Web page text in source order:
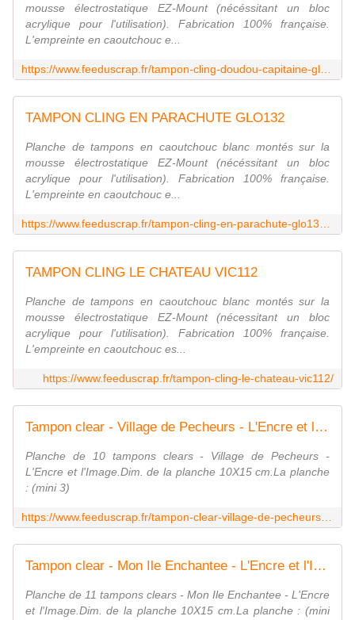
mousse électrostatique EZ-Mount (nécéssitant un bloc
acrylique pour l'utilisation). Fabrication 100% française.
L'empreinte en caoutchouc e...
TAMPON CLING EN PARACHUTE GLO132
Planche de tampons en caoutchouc blanc montés sur la
mousse électrostatique EZ-Mount (nécéssitant un bloc
acrylique pour l'utilisation). Fabrication 100% française.
L'empreinte en caoutchouc e...
TAMPON CLING LE CHATEAU VIC112
Planche de tampons en caoutchouc blanc montés sur la
mousse électrostatique EZ-Mount (nécessitant un bloc
acrylique pour l'utilisation). Fabrication 100% française.
L'empreinte en caoutchouc es...
https://www.feeduscrap.fr/tampon-cling-le-chateau-vic112/
Tampon clear - Village de Pecheurs - L'Encre et l'Image
Planche de 10 tampons clears - Village de Pecheurs -
L'Encre et l'Image.Dim. de la planche 10X15 cm.La planche
: (mini 3)
Tampon clear - Mon Ile Enchantee - L'Encre et l'Image
Planche de 11 tampons clears - Mon Ile Enchantee - L'Encre
et l'Image.Dim. de la planche 10X15 cm.La planche : (mini